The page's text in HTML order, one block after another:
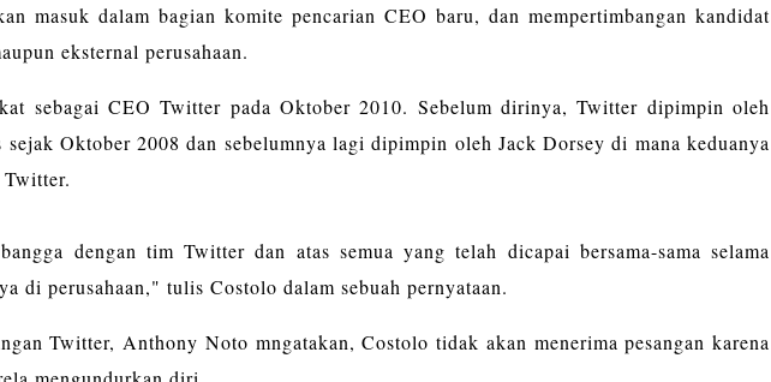
masuk dalam bagian komite pencarian CEO baru, dan mempertimbangan kandidat
eksternal perusahaan.
sebagai CEO Twitter pada Oktober 2010. Sebelum dirinya, Twitter dipimpin oleh
Oktober 2008 dan sebelumnya lagi dipimpin oleh Jack Dorsey di mana keduanya
dengan tim Twitter dan atas semua yang telah dicapai bersama-sama selama
di perusahaan," tulis Costolo dalam sebuah pernyataan.
Twitter, Anthony Noto mngatakan, Costolo tidak akan menerima pesangan karena